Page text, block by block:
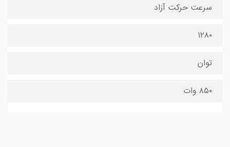
سرعت حرکت آزاد
۱۲۸۰
توان
۸۵۰ وات